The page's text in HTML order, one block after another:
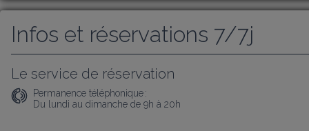
Infos et réservations 7/7j
Le service de réservation
Permanence téléphonique :
Du lundi au dimanche de 9h à 20h